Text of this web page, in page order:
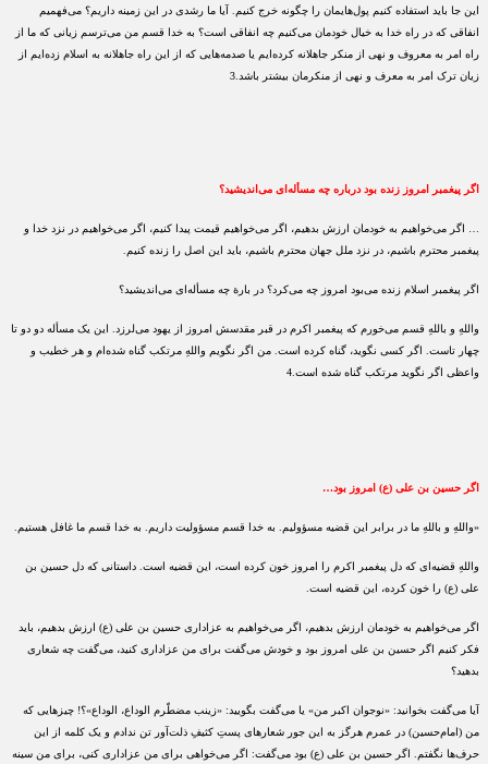
این جا باید استفاده کنیم پول‌هایمان را چگونه خرج کنیم. آیا ما رشدی در این زمینه داریم؟ می‌فهمیم
انفاقی که در راه خدا به خیال خودمان می‌کنیم چه انفاقی است؟ به خدا قسم من می‌ترسم زیانی که ما از
راه امر به معروف و نهی از منکر جاهلانه کرده‌ایم یا صدمه‌هایی که از این راه جاهلانه به اسلام زده‌ایم از
زیان ترک امر به معرف و نهی از منکرمان بیشتر باشد.3
اگر پیغمبر امروز زنده بود درباره‌ چه مسأله‌ای می‌اندیشید؟
… اگر می‌خواهیم به خودمان ارزش بدهیم، اگر می‌خواهیم قیمت پیدا کنیم، اگر می‌خواهیم در نزد خدا و
پیغمبر محترم باشیم، در نزد ملل جهان محترم باشیم، باید این اصل را زنده کنیم.
اگر پیغمبر اسلام زنده می‌بود امروز چه می‌کرد؟ در بارة چه مسأله‌ای می‌اندیشید؟
واللهِ و باللهِ قسم می‌خورم که پیغمبر اکرم در قبر مقدسش امروز از یهود می‌لرزد. این یک مسأله دو دو تا
چهار تاست. اگر کسی نگوید، گناه کرده است. من اگر نگویم واللهِ مرتکب گناه شده‌ام و هر خطیب و
واعظی اگر نگوید مرتکب گناه شده است.4
اگر حسین بن علی (ع) امروز بود…
«واللهِ و باللهِ ما در برابر این قضیه مسؤولیم. به خدا قسم مسؤولیت داریم. به خدا قسم ما غافل هستیم.
واللهِ قضیه‌ای که دل پیغمبر اکرم را امروز خون کرده است، این قضیه است. داستانی که دل حسین بن
علی (ع) را خون کرده، این قضیه است.
اگر می‌خواهیم به خودمان ارزش بدهیم، اگر می‌خواهیم به عزاداری حسین بن علی (ع) ارزش بدهیم، باید
فکر کنیم اگر حسین بن علی امروز بود و خودش می‌گفت برای من عزاداری کنید، می‌گفت چه شعاری
بدهید؟
آیا می‌گفت بخوانید: «نوجوان اکبر من» یا می‌گفت بگویید: «زینب مضطّرم الوداع، الوداع»؟! چیزهایی که
من (امام‌حسین) در عمرم هرگز به این جور شعارهای پستِ کثیفِ ذلت‌آور تن ندادم و یک کلمه از این
حرف‌ها نگفتم. اگر حسین بن علی (ع) بود می‌گفت: اگر می‌خواهی برای من عزاداری کنی، برای من سینه